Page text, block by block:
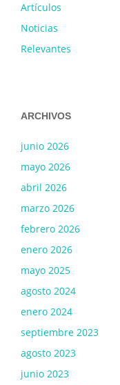
Artículos
Noticias
Relevantes
ARCHIVOS
junio 2026
mayo 2026
abril 2026
marzo 2026
febrero 2026
enero 2026
mayo 2025
agosto 2024
enero 2024
septiembre 2023
agosto 2023
junio 2023